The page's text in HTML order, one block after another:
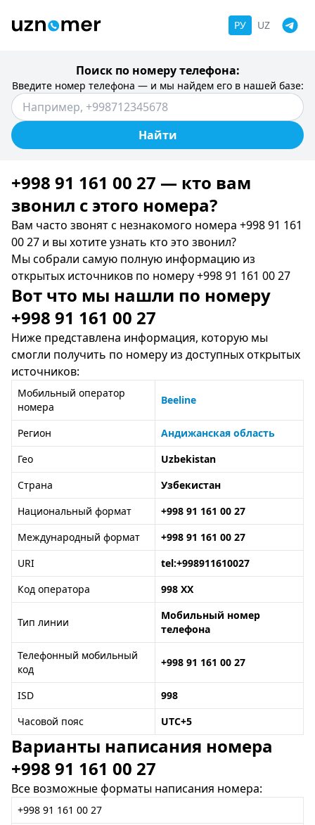
РУ UZ
Поиск по номеру телефона:
Введите номер телефона — и мы найдем его в нашей базе:
Найти
+998 91 161 00 27 — кто вам
звонил c этого номера?
Вам часто звонят с незнакомого номера +998 91 161
00 27 и вы хотите узнать кто это звонил?
Мы собрали самую полную информацию из
открытых источников по номеру +998 91 161 00 27
Вот что мы нашли по номеру
+998 91 161 00 27
Ниже представлена информация, которую мы
смогли получить по номеру из доступных открытых
источников:
Мобильный оператор
номера
Beeline
Регион
Андижанская область
Гео
Uzbekistan
Страна
Узбекистан
Национальный формат
+998 91 161 00 27
Международный формат
+998 91 161 00 27
URI
tel:+998911610027
Код оператора
998 XX
Тип линии
Мобильный номер
телефона
Телефонный мобильный
код
+998 91 161 00 27
ISD
998
Часовой пояс
UTC+5
Варианты написания номера
+998 91 161 00 27
Все возможные форматы написания номера:
+998 91 161 00 27